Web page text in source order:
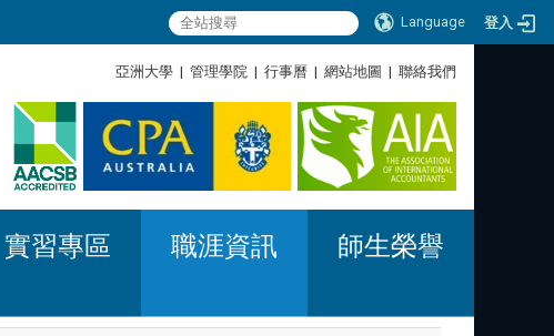
Language 登入
:::
亞洲大學 | 管理學院 | 行事曆 | 網站地圖 | 聯絡我們
實習專區 職涯資訊 師生榮譽